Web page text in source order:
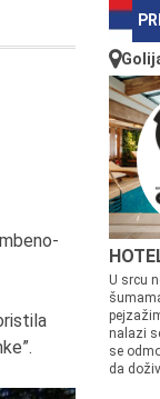
U srcu
nalazi
se
da